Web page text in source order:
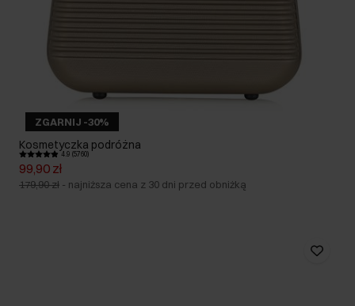
ZGARNIJ -30%
Kosmetyczka podróżna
4.9 (5760)
99,90 zł
179,90 zł - najniższa cena z 30 dni przed obniżką